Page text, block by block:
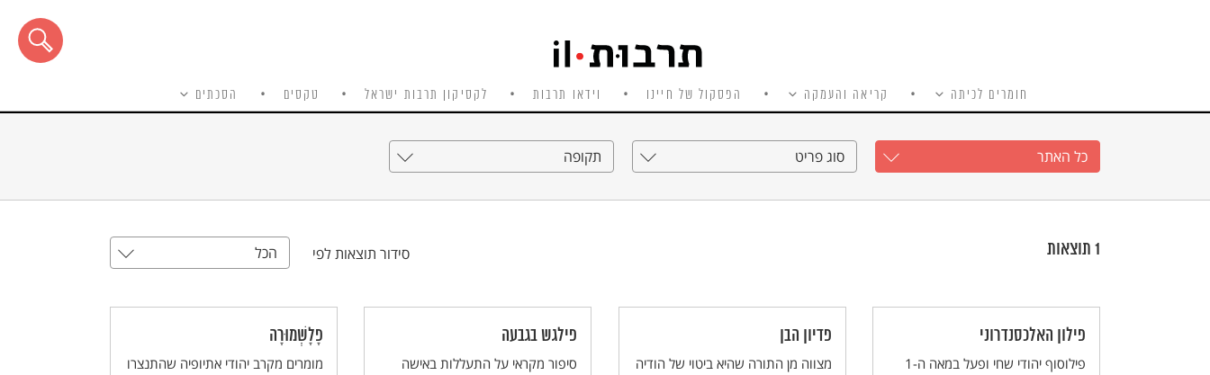
חומרים לכיתה קריאה והעמקה הפסקול של חיינו וידאו תרבות לקסיקון תרבות ישראל טקסים הסכתים
כל האתר סוג פריט תקופה
1 תוצאות סידור תוצאות לפי הכל
פילון האלכסנדרוני
פילוסוף יהודי שחי ופעל במאה ה-1
פדיון הבן
מצווה מן התורה שהיא ביטוי של הודיה
פילגש בגבעה
סיפור מקראי על התעללות באישה
פָלָשְׁמוּרָה
מומרים מקרב יהודי אתיופיה שהתנצרו